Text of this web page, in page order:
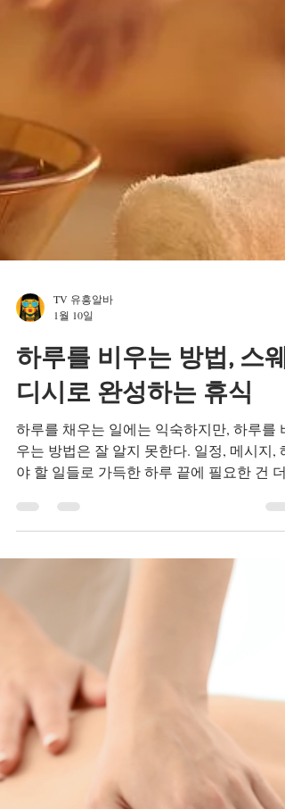
TV 유흥알바
1월 10일
하루를 비우는 방법, 스웨
디시로 완성하는 휴식
하루를 채우는 일에는 익숙하지만, 하루를 비
우는 방법은 잘 알지 못한다. 일정, 메시지, 해
야 할 일들로 가득한 하루 끝에 필요한 건 더
많은 자극이 아니라 잠시 멈출 수 있는 시간
다. 그 여백을 현실적으로 채워주는 관리가
로 스웨디시 마사지다. 하루를 비우는 방법
우지 않아도 되는 시간의 가치 스웨디시는 무
언가를 해내야 하는 시간 이 아니다.부드럽고